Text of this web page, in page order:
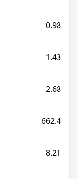
0.98
1.43
2.68
662.4
8.21